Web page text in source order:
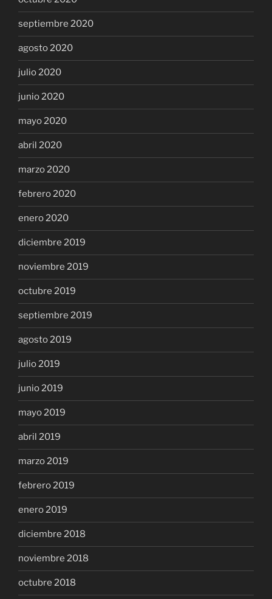
septiembre 2020
agosto 2020
julio 2020
junio 2020
mayo 2020
abril 2020
marzo 2020
febrero 2020
enero 2020
diciembre 2019
noviembre 2019
octubre 2019
septiembre 2019
agosto 2019
julio 2019
junio 2019
mayo 2019
abril 2019
marzo 2019
febrero 2019
enero 2019
diciembre 2018
noviembre 2018
octubre 2018